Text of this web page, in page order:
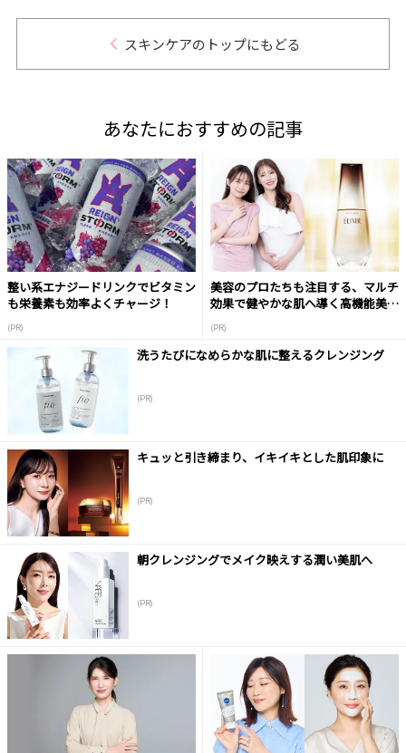
スキンケアのトップにもどる
あなたにおすすめの記事
整い系エナジードリンクでビタミン
も栄養素も効率よくチャージ！
(PR)
美容のプロたちも注目する、マルチ
効果で健やかな肌へ導く高機能美容
(PR)
洗うたびになめらかな肌に整えるクレンジング
(PR)
キュッと引き締まり、イキイキとした肌印象に
(PR)
朝クレンジングでメイク映えする潤い美肌へ
(PR)